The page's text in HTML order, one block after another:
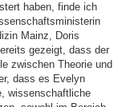
haben, finde ich
Mainz, Doris
gezeigt, dass der
zwischen Theorie und
dass es Evelyn
wissenschaftliche